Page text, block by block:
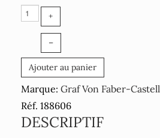
+
–
Ajouter au panier
Marque: Graf Von Faber-Castell
Réf. 188606
DESCRIPTIF